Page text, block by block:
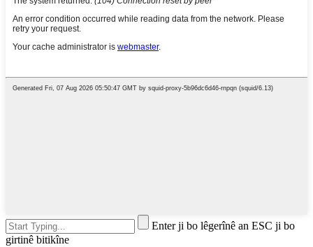
Enter ji bo lêgerînê an ESC ji bo
girtinê bitikîne